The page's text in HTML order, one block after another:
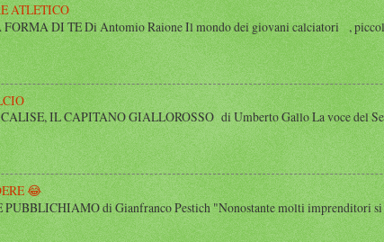
ATLETICO
DI TE Di Antomio Raione Il mondo dei giovani calciatori ,
IL CAPITANO GIALLOROSSO di Umberto Gallo La voce del
😂
di Gianfranco Pestich "Nonostante molti imprenditori si